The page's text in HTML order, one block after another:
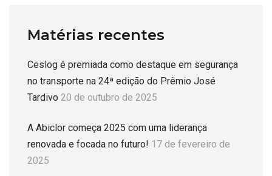
Matérias recentes
Ceslog é premiada como destaque em segurança
no transporte na 24ª edição do Prêmio José
Tardivo 20 de outubro de 2025
A Abiclor começa 2025 com uma liderança
renovada e focada no futuro! 17 de fevereiro de
2025